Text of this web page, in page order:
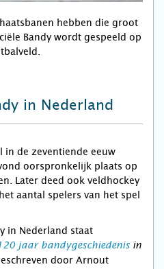
hebben die groot
Bandy wordt gespeeld op
in Nederland
in de zeventiende eeuw
oorspronkelijk plaats op
Later deed ook veldhockey
aantal spelers van het spel
in Nederland staat
jaar bandygeschiedenis in
door Arnout